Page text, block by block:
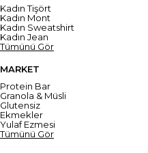
Kadın Tişört
Kadın Mont
Kadın Sweatshirt
Kadın Jean
Tümünü Gör
MARKET
Protein Bar
Granola & Müsli
Glutensiz
Ekmekler
Yulaf Ezmesi
Tümünü Gör